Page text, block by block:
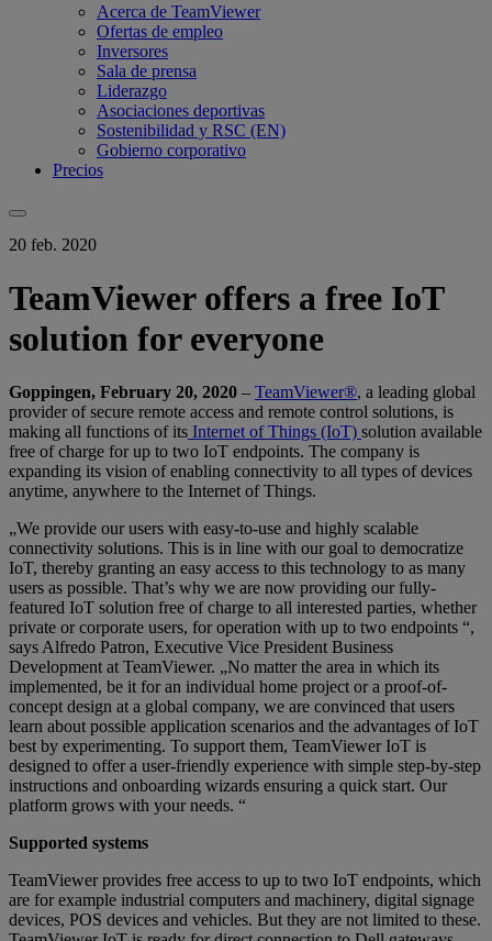
Acerca de TeamViewer
Ofertas de empleo
Inversores
Sala de prensa
Liderazgo
Asociaciones deportivas
Sostenibilidad y RSC (EN)
Gobierno corporativo
Precios
20 feb. 2020
TeamViewer offers a free IoT
solution for everyone
Goppingen, February 20, 2020 – TeamViewer®, a leading global
provider of secure remote access and remote control solutions, is
making all functions of its Internet of Things (IoT) solution available
free of charge for up to two IoT endpoints. The company is
expanding its vision of enabling connectivity to all types of devices
anytime, anywhere to the Internet of Things.
„We provide our users with easy-to-use and highly scalable
connectivity solutions. This is in line with our goal to democratize
IoT, thereby granting an easy access to this technology to as many
users as possible. That’s why we are now providing our fully-
featured IoT solution free of charge to all interested parties, whether
private or corporate users, for operation with up to two endpoints “,
says Alfredo Patron, Executive Vice President Business
Development at TeamViewer. „No matter the area in which its
implemented, be it for an individual home project or a proof-of-
concept design at a global company, we are convinced that users
learn about possible application scenarios and the advantages of IoT
best by experimenting. To support them, TeamViewer IoT is
designed to offer a user-friendly experience with simple step-by-step
instructions and onboarding wizards ensuring a quick start. Our
platform grows with your needs. “
Supported systems
TeamViewer provides free access to up to two IoT endpoints, which
are for example industrial computers and machinery, digital signage
devices, POS devices and vehicles. But they are not limited to these.